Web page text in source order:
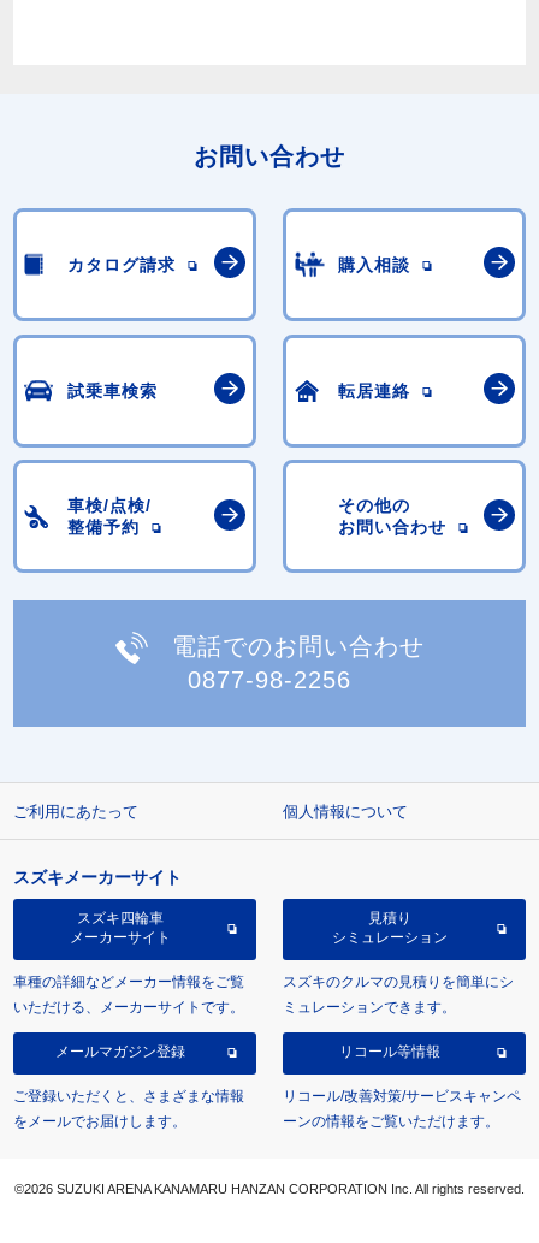
お問い合わせ
カタログ請求 購入相談
試乗車検索 転居連絡
車検/点検/
整備予約
その他の
お問い合わせ
電話でのお問い合わせ
0877-98-2256
ご利用にあたって 個人情報について
スズキメーカーサイト
スズキ四輪車
メーカーサイト
車種の詳細などメーカー情報をご覧
いただける、メーカーサイトです。
見積り
シミュレーション
スズキのクルマの見積りを簡単にシ
ミュレーションできます。
メールマガジン登録
ご登録いただくと、さまざまな情報
をメールでお届けします。
リコール等情報
リコール/改善対策/サービスキャンペ
ーンの情報をご覧いただけます。
©2026 SUZUKI ARENA KANAMARU HANZAN CORPORATION Inc. All rights reserved.